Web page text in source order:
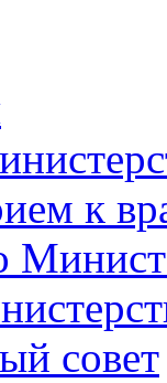
к
совет